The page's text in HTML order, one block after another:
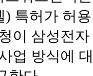
) 특허가 허
이 삼성전
업 방식에